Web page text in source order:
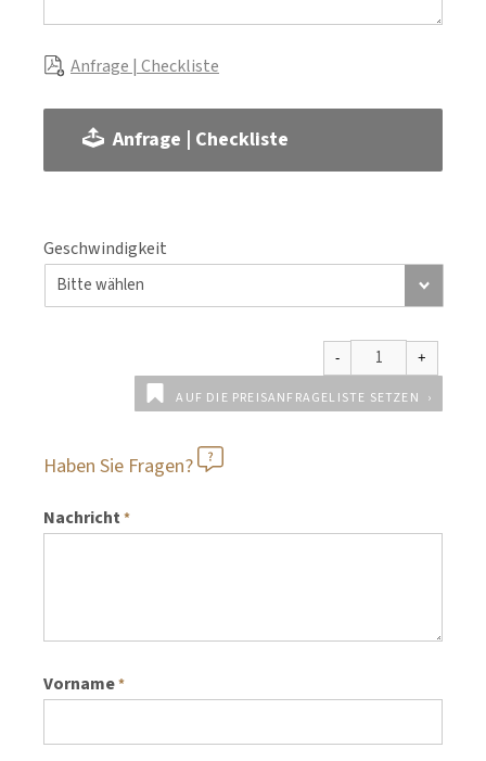
Anfrage | Checkliste
Anfrage | Checkliste
Geschwindigkeit
AUF DIE PREISANFRAGELISTE SETZEN
Haben Sie Fragen?
Nachricht*
Vorname*